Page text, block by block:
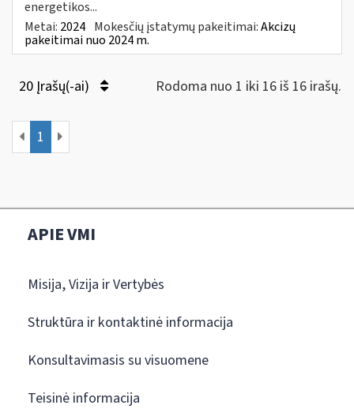
energetikos...
Metai: 2024 Mokesčių įstatymų pakeitimai:Akcizų
pakeitimai nuo 2024 m.
20 Įrašų(-ai) Rodoma nuo 1 iki 16 iš 16 irašų.
1
APIE VMI
Misija, Vizija ir Vertybės
Struktūra ir kontaktinė informacija
Konsultavimasis su visuomene
Teisinė informacija